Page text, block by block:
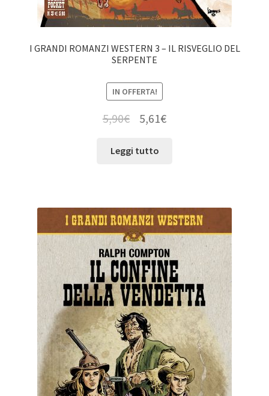
I GRANDI ROMANZI WESTERN 3 – IL RISVEGLIO DEL
SERPENTE
IN OFFERTA!
5,90€ 5,61€
Leggi tutto